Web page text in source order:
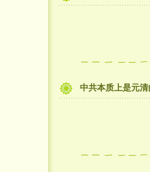
中共本质上是元